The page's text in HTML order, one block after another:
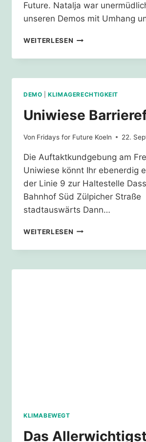
Future. Natalja war
unseren Demos mit Umhang
WEITERLESEN NACHRUF
NATALJA
KÖLSCHE
FUTURE
DER
STUNDE
DEMO |KLIMAGERECHTIGKEIT
Uniwiese
Von Fridays for Future Koeln 22.
Die Auftaktkundgebung am
Uniwiese könnt Ihr ebenerdig
der Linie 9 zur Haltestelle
Bahnhof Süd Zülpicher Straße
stadtauswärts Dann…
WEITERLESEN UNIWIESE
KLIMABEWEGT
Das